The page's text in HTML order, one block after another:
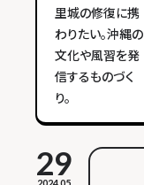
里城の修復に携
わりたい。沖縄の
文化や風習を発
信するものづく
り。
29